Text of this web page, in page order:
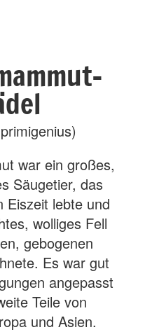
war ein großes,
Säugetier, das
Eiszeit lebte und
wolliges Fell
gebogenen
Es war gut
angepasst
Teile von
und Asien.